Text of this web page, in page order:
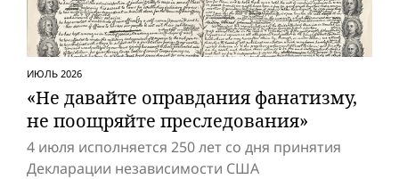
ИЮЛЬ 2026
«Не давайте оправдания фанатизму,
не поощряйте преследования»
4 июля исполняется 250 лет со дня принятия
Декларации независимости США